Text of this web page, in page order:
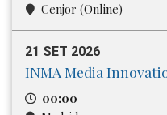
Cenjor (Online)
21 SET 2026
INMA Media
00:00